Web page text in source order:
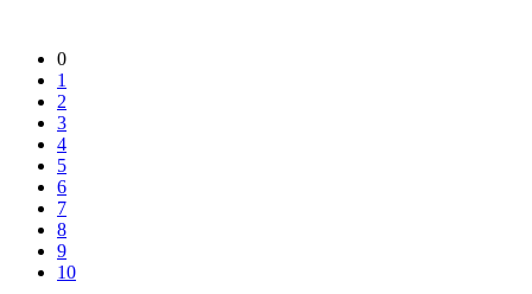
0
1
2
3
4
5
6
7
8
9
10